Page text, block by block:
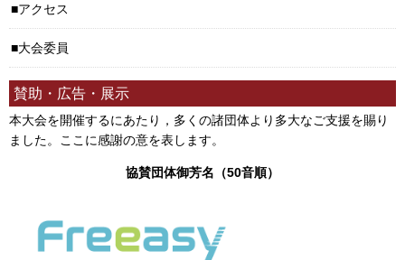
アクセス
大会委員
賛助・広告・展示
本大会を開催するにあたり，多くの諸団体より多大なご支援を賜り
ました。ここに感謝の意を表します。
協賛団体御芳名（50音順）